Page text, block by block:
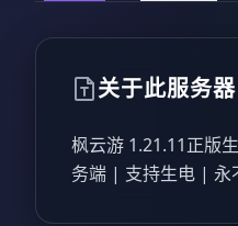
关于此服务器
枫云游 1.21.11正版
务端 | 支持生电 | 永